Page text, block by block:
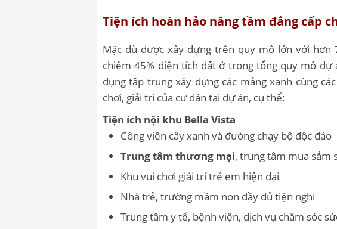
Tiện ích hoàn hảo nâng tầm đẳng cấp
Mặc dù được xây dựng trên quy mô lớn với hơn
chiếm 45% diện tích đất ở trong tổng quy mô dự
dụng tập trung xây dựng các mảng xanh cùng
chơi, giải trí của cư dân tại dự án, cụ thể:
Tiện ích nội khu Bella Vista
Công viên cây xanh và đường chạy bộ độc đáo
Trung tâm thương mại, trung tâm mua sắm
Khu vui chơi giải trí trẻ em hiện đại
Nhà trẻ, trường mầm non đầy đủ tiện nghi
Trung tâm y tế, bệnh viện, dịch vụ chăm sóc